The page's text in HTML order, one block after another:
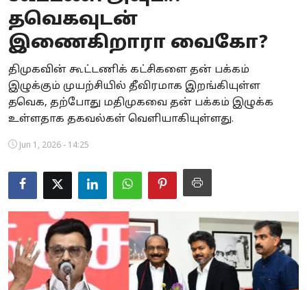
Business
Crime
Tamilnadu
National
World
Astrology
Spirituality
Weather
Politics
தவெகவுடன்
இணைகிறாரா வைகோ?
திமுகவின் கூட்டணிக் கட்சிகளை தன் பக்கம்
இழுக்கும் முயற்சியில் தீவிரமாக இறங்கியுள்ள
தவெக, தற்போது மதிமுகவை தன் பக்கம் இழுக்க
உள்ளதாக தகவல்கள் வெளியாகியுள்ளது.
Jun 1, 2026 - 14:25